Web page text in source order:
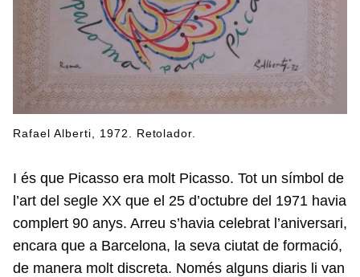
Rafael Alberti, 1972. Retolador.
I és que Picasso era molt Picasso. Tot un símbol de
l’art del segle XX que el 25 d’octubre del 1971 havia
complert 90 anys. Arreu s’havia celebrat l’aniversari,
encara que a Barcelona, la seva ciutat de formació,
de manera molt discreta. Només alguns diaris li van